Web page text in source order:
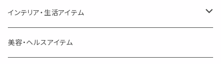
箱入りアソート
ポンプ式ボトル
リップ容器
ブレンド
キャリアオイル・ワックス
道具
お香・サシェ・キャンドル
線香
ディフューザー
デザインクリップ
記号（ハート,星,etc）
ページオープナー・ワイドクリップ
インテリア・生活アイテム
オブジェ
美容・ヘルスアイテム